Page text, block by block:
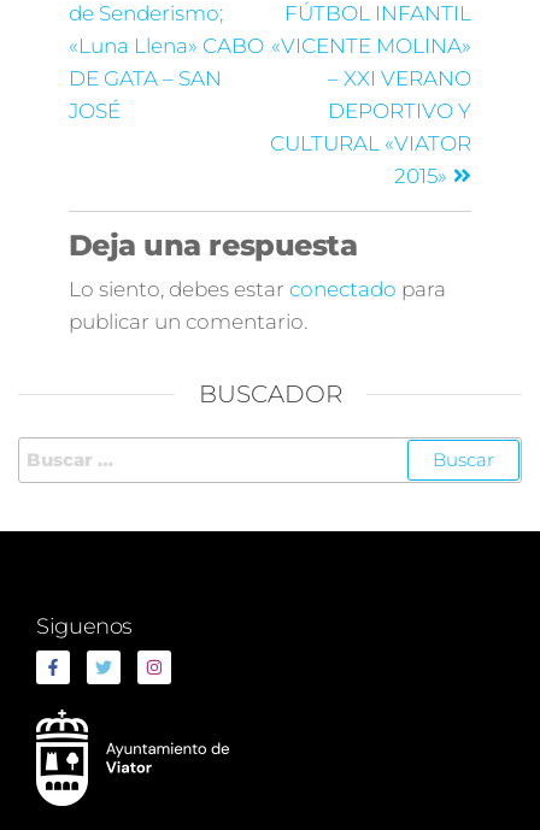
de Senderismo;
«Luna Llena» CABO
DE GATA – SAN
JOSÉ
FÚTBOL INFANTIL
«VICENTE MOLINA»
– XXI VERANO
DEPORTIVO Y
CULTURAL «VIATOR
2015»
Deja una respuesta
Lo siento, debes estar conectado para
publicar un comentario.
BUSCADOR
Siguenos